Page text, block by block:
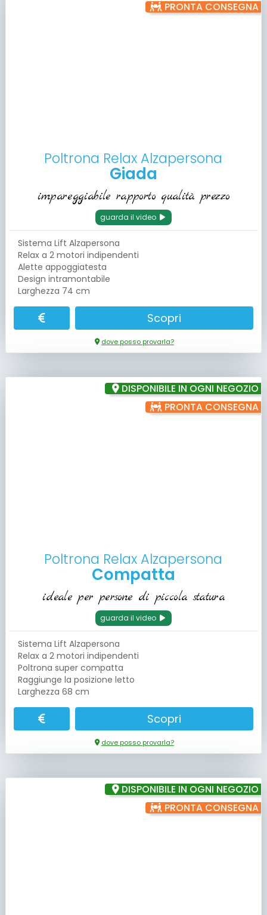
PRONTA CONSEGNA
Poltrona Relax Alzapersona
Giada
impareggiabile rapporto qualità prezzo
guarda il video
Sistema Lift Alzapersona
Relax a 2 motori indipendenti
Alette appoggiatesta
Design intramontabile
Larghezza 74 cm
Scopri
dove posso provarla?
DISPONIBILE IN OGNI NEGOZIO
PRONTA CONSEGNA
Poltrona Relax Alzapersona
Compatta
ideale per persone di piccola statura
guarda il video
Sistema Lift Alzapersona
Relax a 2 motori indipendenti
Poltrona super compatta
Raggiunge la posizione letto
Larghezza 68 cm
Scopri
dove posso provarla?
DISPONIBILE IN OGNI NEGOZIO
PRONTA CONSEGNA